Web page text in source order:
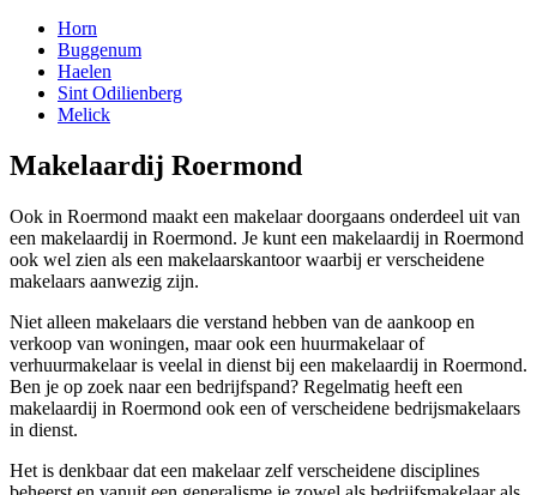
Horn
Buggenum
Haelen
Sint Odilienberg
Melick
Makelaardij Roermond
Ook in Roermond maakt een makelaar doorgaans onderdeel uit van
een makelaardij in Roermond. Je kunt een makelaardij in Roermond
ook wel zien als een makelaarskantoor waarbij er verscheidene
makelaars aanwezig zijn.
Niet alleen makelaars die verstand hebben van de aankoop en
verkoop van woningen, maar ook een huurmakelaar of
verhuurmakelaar is veelal in dienst bij een makelaardij in Roermond.
Ben je op zoek naar een bedrijfspand? Regelmatig heeft een
makelaardij in Roermond ook een of verscheidene bedrijsmakelaars
in dienst.
Het is denkbaar dat een makelaar zelf verscheidene disciplines